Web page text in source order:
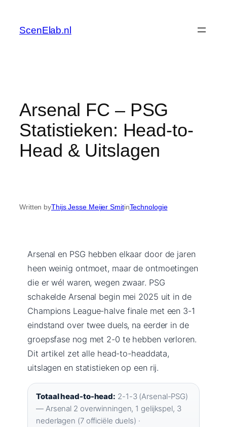
content
ScenElab.nl
Arsenal FC – PSG
Statistieken: Head-to-
Head & Uitslagen
Written byThijs Jesse Meijer SmitinTechnologie
Arsenal en PSG hebben elkaar door de jaren
heen weinig ontmoet, maar de ontmoetingen
die er wél waren, wegen zwaar. PSG
schakelde Arsenal begin mei 2025 uit in de
Champions League-halve finale met een 3-1
eindstand over twee duels, na eerder in de
groepsfase nog met 2-0 te hebben verloren.
Dit artikel zet alle head-to-headdata,
uitslagen en statistieken op een rij.
Totaal head-to-head: 2-1-3 (Arsenal-PSG)
— Arsenal 2 overwinningen, 1 gelijkspel, 3
nederlagen (7 officiële duels) ·